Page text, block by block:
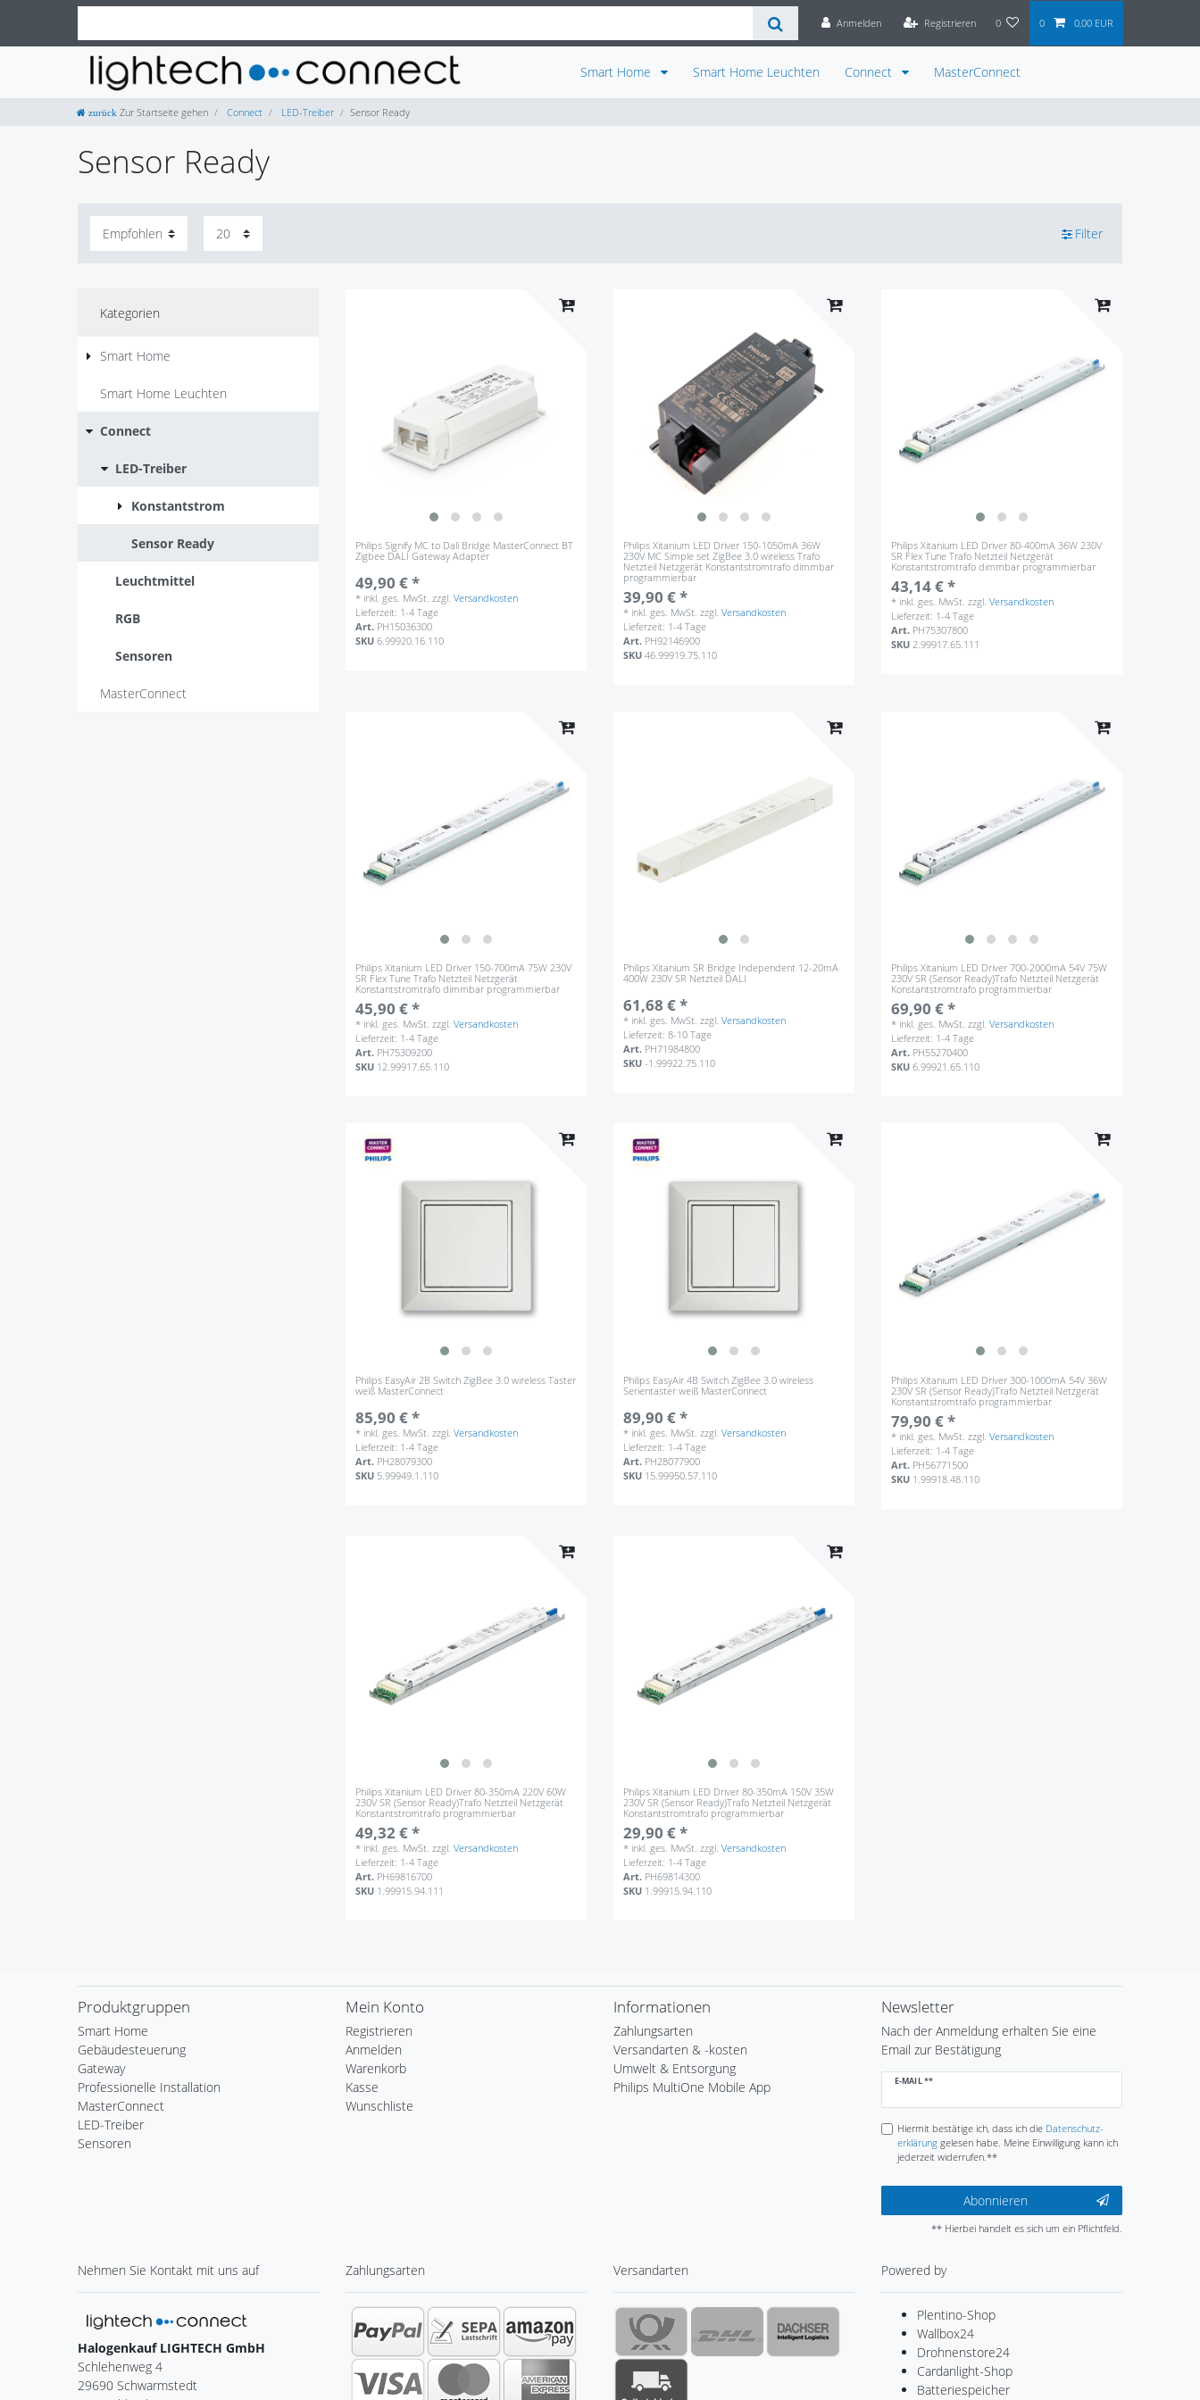
Anmelden Registrieren 0 0 0,00 EUR
Smart Home Smart Home Leuchten Connect MasterConnect
Zur Startseite gehen Connect LED-Treiber Sensor Ready
Sensor Ready
Filter
Kategorien
Smart Home
Smart Home Leuchten
Connect
LED-Treiber
Konstantstrom
Sensor Ready
Leuchtmittel
RGB
Sensoren
MasterConnect
Philips Signify MC to Dali Bridge MasterConnect BT
Zigbee DALI Gateway Adapter
49,90 € *
* inkl. ges. MwSt. zzgl.Versandkosten
Lieferzeit: 1-4 Tage
Art. PH15036300
SKU6.99920.16.110
Philips Xitanium LED Driver 150-1050mA 36W
230V MC Simple set ZigBee 3.0 wireless Trafo
Netzteil Netzgerät Konstantstromtrafo dimmbar
programmierbar
39,90 € *
* inkl. ges. MwSt. zzgl.Versandkosten
Lieferzeit: 1-4 Tage
Art. PH92146900
SKU46.99919.75.110
Philips Xitanium LED Driver 80-400mA 36W 230V
SR Flex Tune Trafo Netzteil Netzgerät
Konstantstromtrafo dimmbar programmierbar
43,14 € *
* inkl. ges. MwSt. zzgl.Versandkosten
Lieferzeit: 1-4 Tage
Art. PH75307800
SKU 2.99917.65.111
Philips Xitanium LED Driver 150-700mA 75W 230V
SR Flex Tune Trafo Netzteil Netzgerät
Konstantstromtrafo dimmbar programmierbar
45,90 € *
* inkl. ges. MwSt. zzgl.Versandkosten
Lieferzeit: 1-4 Tage
Art. PH75309200
SKU 12.99917.65.110
Philips Xitanium SR Bridge Independent 12-20mA
400W 230V SR Netzteil DALI
61,68 € *
* inkl. ges. MwSt. zzgl.Versandkosten
Lieferzeit: 8-10 Tage
Art. PH71984800
SKU-1.99922.75.110
Philips Xitanium LED Driver 700-2000mA 54V 75W
230V SR (Sensor Ready)Trafo Netzteil Netzgerät
Konstantstromtrafo programmierbar
69,90 € *
* inkl. ges. MwSt. zzgl.Versandkosten
Lieferzeit: 1-4 Tage
Art. PH55270400
SKU6.99921.65.110
Philips EasyAir 2B Switch ZigBee 3.0 wireless Taster
weiß MasterConnect
85,90 € *
* inkl. ges. MwSt. zzgl.Versandkosten
Lieferzeit: 1-4 Tage
Art. PH28079300
SKU 5.99949.1.110
Philips EasyAir 4B Switch ZigBee 3.0 wireless
Serientaster weiß MasterConnect
89,90 € *
* inkl. ges. MwSt. zzgl.Versandkosten
Lieferzeit: 1-4 Tage
Art. PH28077900
SKU 15.99950.57.110
Philips Xitanium LED Driver 300-1000mA 54V 36W
230V SR (Sensor Ready)Trafo Netzteil Netzgerät
Konstantstromtrafo programmierbar
79,90 € *
* inkl. ges. MwSt. zzgl.Versandkosten
Lieferzeit: 1-4 Tage
Art. PH56771500
SKU 1.99918.48.110
Philips Xitanium LED Driver 80-350mA 220V 60W
230V SR (Sensor Ready)Trafo Netzteil Netzgerät
Konstantstromtrafo programmierbar
49,32 € *
* inkl. ges. MwSt. zzgl.Versandkosten
Lieferzeit: 1-4 Tage
Art. PH69816700
SKU 1.99915.94.111
Philips Xitanium LED Driver 80-350mA 150V 35W
230V SR (Sensor Ready)Trafo Netzteil Netzgerät
Konstantstromtrafo programmierbar
29,90 € *
* inkl. ges. MwSt. zzgl.Versandkosten
Lieferzeit: 1-4 Tage
Art. PH69814300
SKU 1.99915.94.110
Produktgruppen
Smart Home
Gebäudesteuerung
Gateway
Professionelle Installation
MasterConnect
LED-Treiber
Sensoren
Mein Konto
Registrieren
Anmelden
Warenkorb
Kasse
Wunschliste
Informationen
Zahlungsarten
Versandarten & -kosten
Umwelt & Entsorgung
Philips MultiOne Mobile App
Newsletter
Nach der Anmeldung erhalten Sie eine
Email zur Bestätigung
E-MAIL **
Newsletter
Hiermit bestätige ich, dass ich die Daten­schutz­
erklärunggelesen habe. Meine Einwilligung kann ich
jederzeit widerrufen.**
Abonnieren
** Hierbei handelt es sich um ein Pflichtfeld.
Nehmen Sie Kontakt mit uns auf
Halogenkauf LIGHTECH GmbH
Schlehenweg 4
29690 Schwarmstedt
Zahlungsarten Versandarten Powered by
Plentino-Shop
Wallbox24
Drohnenstore24
Cardanlight-Shop
Batteriespeicher